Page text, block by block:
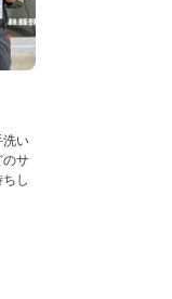
洗い
のサ
し